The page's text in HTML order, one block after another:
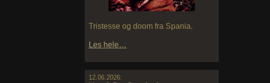
Tristesse og doom fra Spania.
Les hele…
12.06.2026: